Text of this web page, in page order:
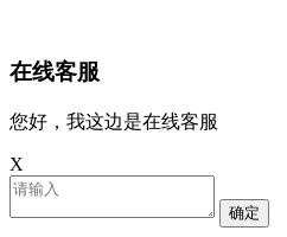
在线客服
您好，我这边是在线客服
X
确定